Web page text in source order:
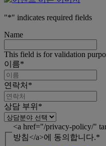
"*" indicates required fields
Name
This field is for validation
이름*
연락처 *
상담 부위 *
<a href="/privacy-policy/"
방침</a>에 동의합니다.*